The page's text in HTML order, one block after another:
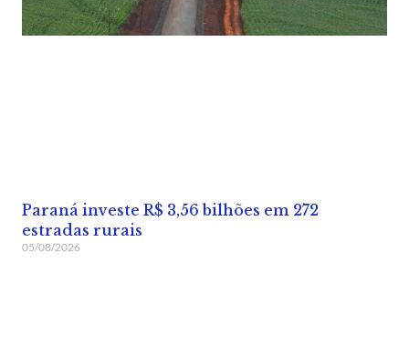
Paraná investe R$ 3,56 bilhões em 272
estradas rurais
05/08/2026